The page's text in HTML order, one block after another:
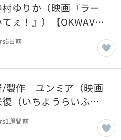
ゆりか（映画『ラー
ぇ！』）【OKWAVE
｜2018年3月取
6日前
/製作 ユンミア（映画
復（いちようらいふ
On』）
アーカイブ｜2018年
1週間前